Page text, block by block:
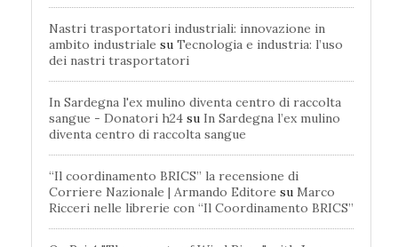
Nastri trasportatori industriali: innovazione in
ambito industriale su Tecnologia e industria: l’uso
dei nastri trasportatori
In Sardegna l'ex mulino diventa centro di raccolta
sangue - Donatori h24 su In Sardegna l’ex mulino
diventa centro di raccolta sangue
“Il coordinamento BRICS” la recensione di
Corriere Nazionale | Armando Editore su Marco
Ricceri nelle librerie con “Il Coordinamento BRICS”